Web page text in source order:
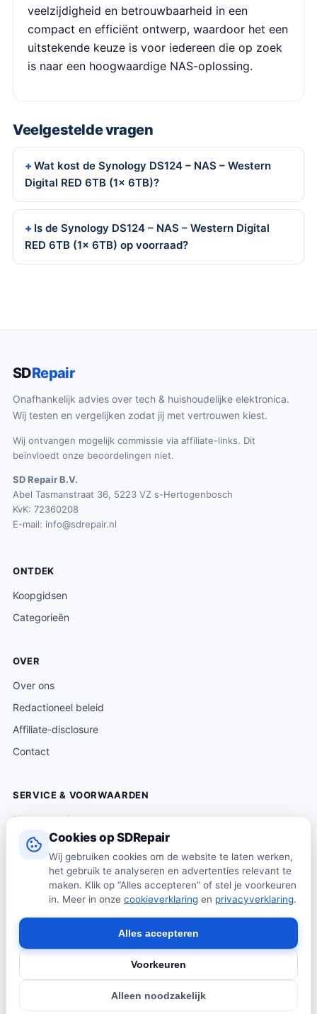
Cookies op SDRepair
Wij gebruiken cookies om de website te laten werken,
het gebruik te analyseren en advertenties relevant te
maken. Klik op “Alles accepteren” of stel je voorkeuren
in. Meer in onze cookieverklaring en privacyverklaring.
Alleen noodzakelijk
Voorkeuren
Alles accepteren
veelzijdigheid en betrouwbaarheid in een
compact en efficiënt ontwerp, waardoor het een
uitstekende keuze is voor iedereen die op zoek
is naar een hoogwaardige NAS-oplossing.
Veelgestelde vragen
Wat kost de Synology DS124 – NAS – Western
Digital RED 6TB (1x 6TB)?
Is de Synology DS124 – NAS – Western Digital
RED 6TB (1x 6TB) op voorraad?
SDRepair
Onafhankelijk advies over tech & huishoudelijke elektronica.
Wij testen en vergelijken zodat jij met vertrouwen kiest.
Wij ontvangen mogelijk commissie via affiliate-links. Dit
beïnvloedt onze beoordelingen niet.
SD Repair B.V.
Abel Tasmanstraat 36, 5223 VZ s-Hertogenbosch
KvK: 72360208
E-mail: info@sdrepair.nl
ONTDEK
Koopgidsen
Categorieën
OVER
Over ons
Redactioneel beleid
Affiliate-disclosure
Contact
SERVICE & VOORWAARDEN
Klantenservice
Verzending & levering
Retourneren
Algemene voorwaarden
verkopen zelf geen producten · Alle prijzen onder voorbehoud.